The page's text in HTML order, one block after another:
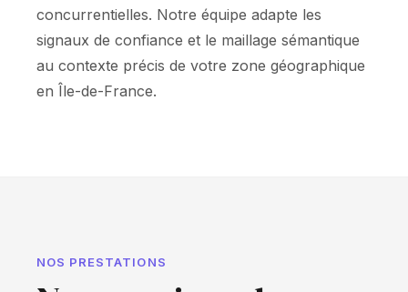
concurrentielles. Notre équipe adapte les
signaux de confiance et le maillage sémantique
au contexte précis de votre zone géographique
en Île-de-France.
NOS PRESTATIONS